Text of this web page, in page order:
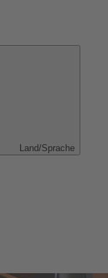
Land/Sprache